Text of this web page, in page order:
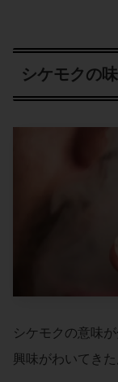
シケモクの
シケモクの意味
興味がわいてき